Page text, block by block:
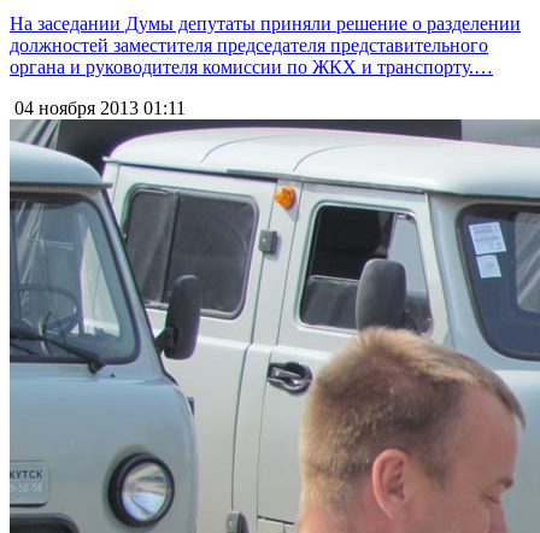
На заседании Думы депутаты приняли решение о разделении
должностей заместителя председателя представительного
органа и руководителя комиссии по ЖКХ и транспорту.…
04 ноября 2013 01:11